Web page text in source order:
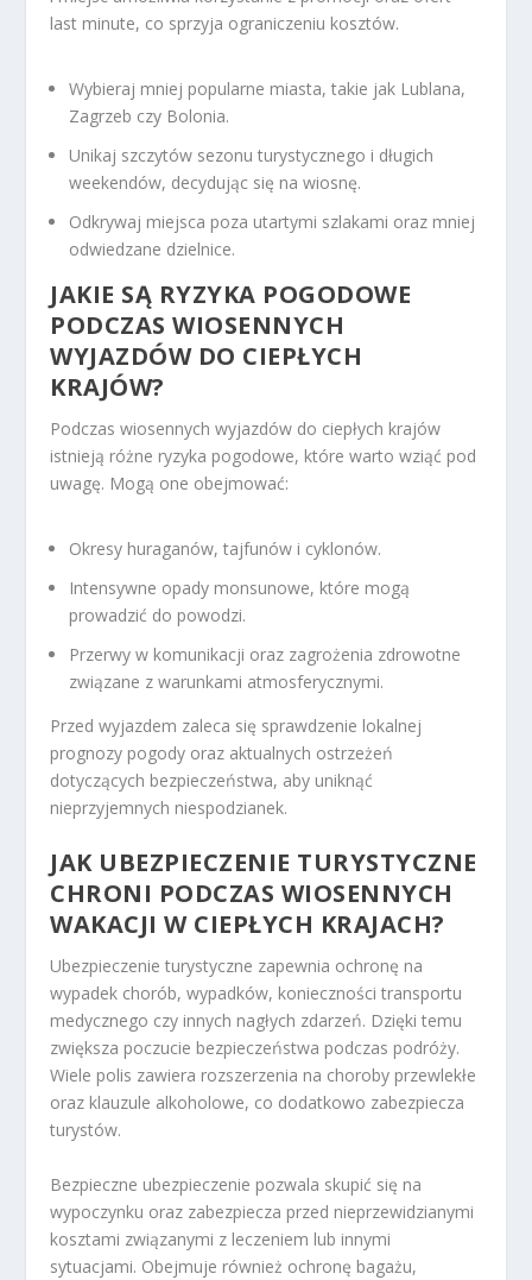
last minute, co sprzyja ograniczeniu kosztów.
Wybieraj mniej popularne miasta, takie jak Lublana,
Zagrzeb czy Bolonia.
Unikaj szczytów sezonu turystycznego i długich
weekendów, decydując się na wiosnę.
Odkrywaj miejsca poza utartymi szlakami oraz mniej
odwiedzane dzielnice.
JAKIE SĄ RYZYKA POGODOWE
PODCZAS WIOSENNYCH
WYJAZDÓW DO CIEPŁYCH
KRAJÓW?
Podczas wiosennych wyjazdów do ciepłych krajów
istnieją różne ryzyka pogodowe, które warto wziąć pod
uwagę. Mogą one obejmować:
Okresy huraganów, tajfunów i cyklonów.
Intensywne opady monsunowe, które mogą
prowadzić do powodzi.
Przerwy w komunikacji oraz zagrożenia zdrowotne
związane z warunkami atmosferycznymi.
Przed wyjazdem zaleca się sprawdzenie lokalnej
prognozy pogody oraz aktualnych ostrzeżeń
dotyczących bezpieczeństwa, aby uniknąć
nieprzyjemnych niespodzianek.
JAK UBEZPIECZENIE TURYSTYCZNE
CHRONI PODCZAS WIOSENNYCH
WAKACJI W CIEPŁYCH KRAJACH?
Ubezpieczenie turystyczne zapewnia ochronę na
wypadek chorób, wypadków, konieczności transportu
medycznego czy innych nagłych zdarzeń. Dzięki temu
zwiększa poczucie bezpieczeństwa podczas podróży.
Wiele polis zawiera rozszerzenia na choroby przewlekłe
oraz klauzule alkoholowe, co dodatkowo zabezpiecza
turystów.
Bezpieczne ubezpieczenie pozwala skupić się na
wypoczynku oraz zabezpiecza przed nieprzewidzianymi
kosztami związanymi z leczeniem lub innymi
sytuacjami. Obejmuje również ochronę bagażu,